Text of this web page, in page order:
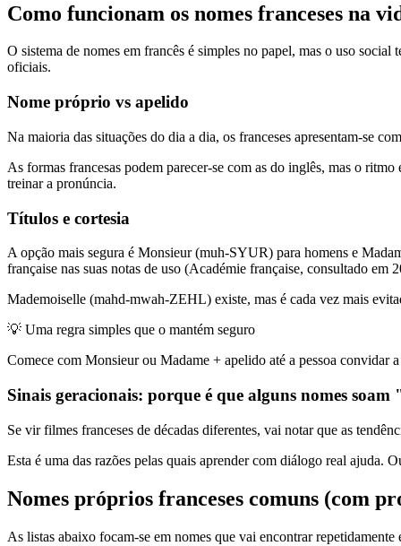
Como funcionam os nomes franceses na
O sistema de nomes em francês é simples no papel, mas o uso
oficiais.
Nome próprio vs apelido
Na maioria das situações do dia a dia, os franceses apresentam-se
As formas francesas podem parecer-se com as do inglês, mas o
treinar a pronúncia.
Títulos e cortesia
A opção mais segura é Monsieur (muh-SYUR) para homens e
française nas suas notas de uso (Académie française, consultado em
Mademoiselle (mahd-mwah-ZEHL) existe, mas é cada vez mais
💡 Uma regra simples que o mantém seguro
Comece com Monsieur ou Madame + apelido até a pessoa convidar
Sinais geracionais: porque é que alguns nomes
Se vir filmes franceses de décadas diferentes, vai notar que as
Esta é uma das razões pelas quais aprender com diálogo real
Nomes próprios franceses comuns (com
As listas abaixo focam-se em nomes que vai encontrar